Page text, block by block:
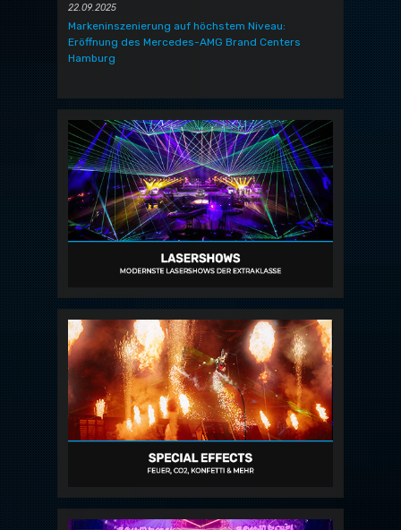
22.09.2025
Markeninszenierung auf höchstem Niveau:
Eröffnung des Mercedes-AMG Brand Centers
Hamburg